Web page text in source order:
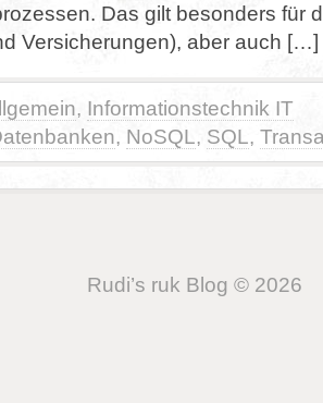
Das gilt besonders für
Versicherungen), aber auch […]
, Informationstechnik IT
, NoSQL, SQL,
Rudi’s ruk Blog © 2026